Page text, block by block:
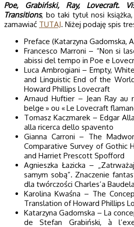
Poe, Grabiński, Ray, Lovecraft.
Transitions, bo taki tytuł nosi
zamawiać TUTAJ. Niżej podaję spis
Preface (Katarzyna Gadomska,
Francesco Marroni – “Non si
abissi del tempo in Poe e
Luca Ambrogiani – Empty,
and Linguistic End of the
Howard Phillips Lovecraft
Arnaud Huftier – Jean Ray au
belge » ou « Le Lovecraft
Tomasz Kaczmarek – Edgar
alla ricerca dello spavento
Gianna Carroni – The
Comparative Survey of Gothic
and Harriet Prescott Spofford
Agnieszka Łazicka –
samym sobą”. Znaczenie
dla twórczości Charles’a
Karolina Kwaśna – The
Translation of Howard Phillips
Katarzyna Gadomska – La
de Stefan Grabiński, à